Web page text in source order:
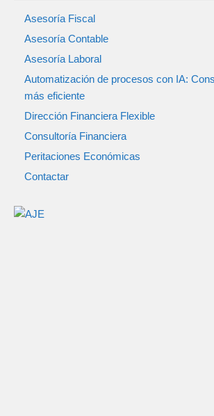
Asesoría Fiscal
Asesoría Contable
Asesoría Laboral
Automatización de procesos con IA:
más eficiente
Dirección Financiera Flexible
Consultoría Financiera
Peritaciones Económicas
Contactar